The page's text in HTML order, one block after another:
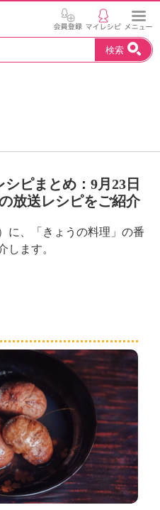
検索
シピまとめ：9月23日
放送レシピをご紹介
に、「きょうの料理」の番
します。